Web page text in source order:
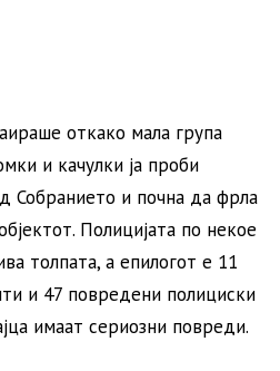
откако мала група
и качулки ја проби
Собранието и почна да фрла
Полицијата по некое
толпата, а епилогот е 11
и 47 повредени полициски
имаат сериозни повреди.